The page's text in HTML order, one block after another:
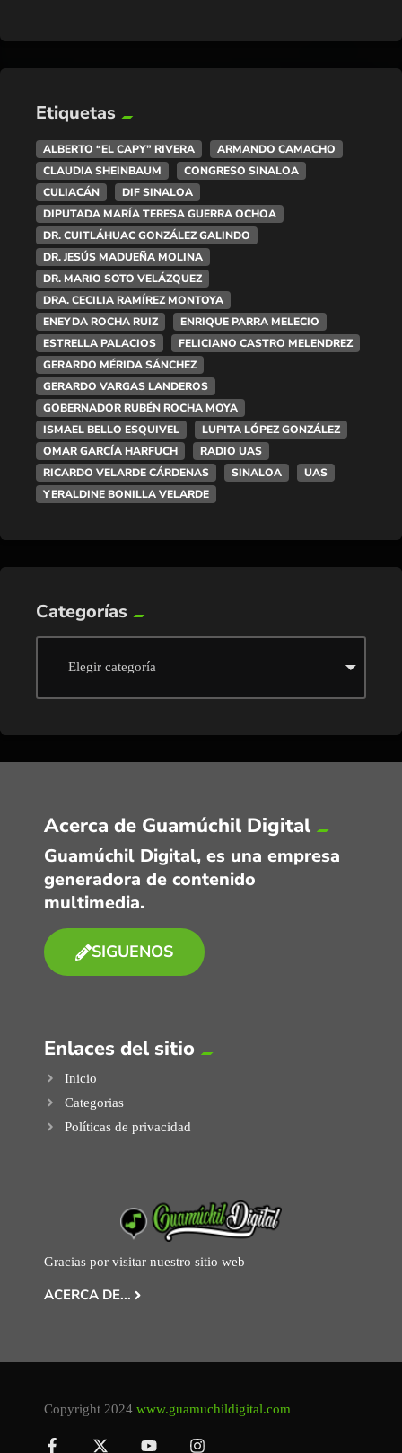
Etiquetas
ALBERTO “EL CAPY” RIVERA
ARMANDO CAMACHO
CLAUDIA SHEINBAUM
CONGRESO SINALOA
CULIACÁN
DIF SINALOA
DIPUTADA MARÍA TERESA GUERRA OCHOA
DR. CUITLÁHUAC GONZÁLEZ GALINDO
DR. JESÚS MADUEÑA MOLINA
DR. MARIO SOTO VELÁZQUEZ
DRA. CECILIA RAMÍREZ MONTOYA
ENEYDA ROCHA RUIZ
ENRIQUE PARRA MELECIO
ESTRELLA PALACIOS
FELICIANO CASTRO MELENDREZ
GERARDO MÉRIDA SÁNCHEZ
GERARDO VARGAS LANDEROS
GOBERNADOR RUBÉN ROCHA MOYA
ISMAEL BELLO ESQUIVEL
LUPITA LÓPEZ GONZÁLEZ
OMAR GARCÍA HARFUCH
RADIO UAS
RICARDO VELARDE CÁRDENAS
SINALOA
UAS
YERALDINE BONILLA VELARDE
Categorías
Acerca de Guamúchil Digital
Guamúchil Digital, es una empresa
generadora de contenido
multimedia.
SIGUENOS
Enlaces del sitio
Inicio
Categorias
Políticas de privacidad
Gracias por visitar nuestro sitio web
ACERCA DE...
Copyright 2024 www.guamuchildigital.com